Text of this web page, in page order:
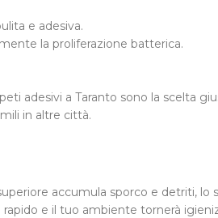
e adesiva.
la proliferazione batterica.
adesivi a Taranto sono la scelta
in altre città.
accumula sporco e detriti, lo
e il tuo ambiente tornerà